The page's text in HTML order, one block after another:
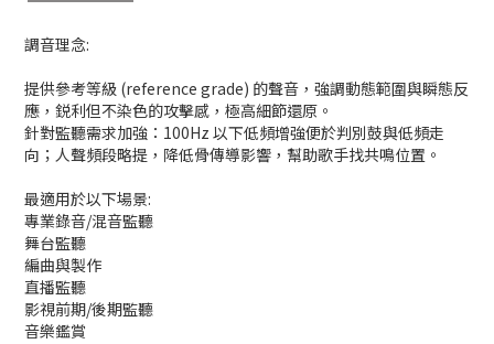
調音理念:
提供參考等級 (reference grade) 的聲音，強調動態範圍與瞬態反
應，鋭利但不染色的攻擊感，極高細節還原。
針對監聽需求加強：100Hz 以下低頻增強便於判別鼓與低頻走
向；人聲頻段略提，降低骨傳導影響，幫助歌手找共鳴位置。
最適用於以下場景:
專業錄音/混音監聽
舞台監聽
編曲與製作
直播監聽
影視前期/後期監聽
音樂鑑賞